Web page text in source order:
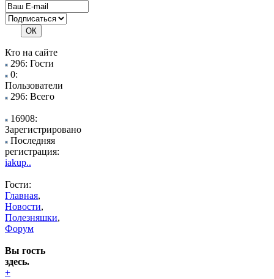
Кто на сайте
296: Гости
0:
Пользователи
296: Всего
16908:
Зарегистрировано
Последняя
регистрация:
iakup..
Гости:
Главная,
Новости,
Полезняшки,
Форум
Вы гость
здесь.
+